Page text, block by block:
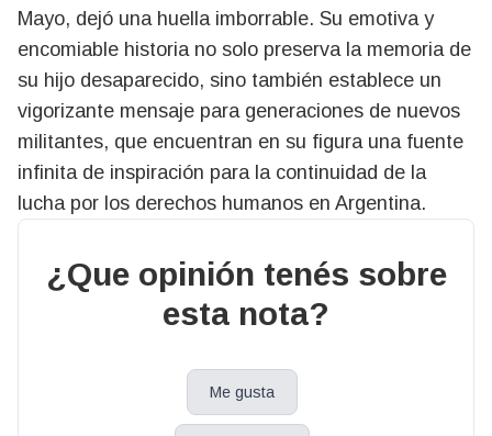
Mayo, dejó una huella imborrable. Su emotiva y
encomiable historia no solo preserva la memoria de
su hijo desaparecido, sino también establece un
vigorizante mensaje para generaciones de nuevos
militantes, que encuentran en su figura una fuente
infinita de inspiración para la continuidad de la
lucha por los derechos humanos en Argentina.
¿Que opinión tenés sobre
esta nota?
Me gusta